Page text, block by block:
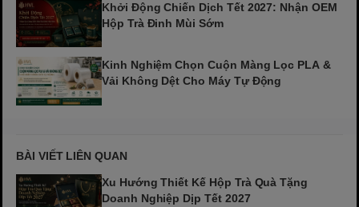
Khởi Động Chiến Dịch Tết 2027: Nhận OEM
Hộp Trà Đinh Mùi Sớm
Kinh Nghiệm Chọn Cuộn Màng Lọc PLA &
Vải Không Dệt Cho Máy Tự Động
BÀI VIẾT LIÊN QUAN
Xu Hướng Thiết Kế Hộp Trà Quà Tặng
Doanh Nghiệp Dịp Tết 2027